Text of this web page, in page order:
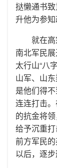
挞懒通书
升他为参知
就在
南北军民
太行山“八
山军、山
是他们得
连连打击
的抗金将
给予沉重
前方军民
以后，逐